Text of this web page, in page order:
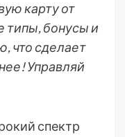
карту от
типы, бонусы и
что сделает
Управляй
спектр